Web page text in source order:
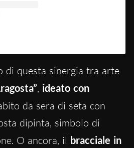
di questa sinergia tra arte
, ideato con
da sera di seta con
dipinta, simbolo di
O ancora, il bracciale in